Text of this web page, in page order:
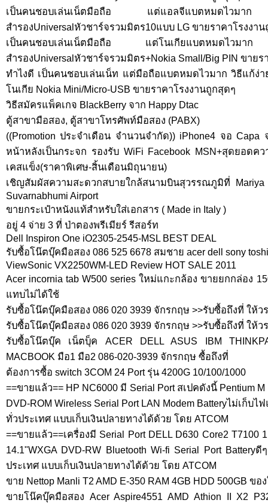
เป็นคนชอบเล่นเน็ตมือถือ แต่แอลจีแบตหมดไวมาก
สำรองUniversalหัวชาร์จรวมมิตร10แบบ LG ขายราคาโรงงา
เป็นคนชอบเล่นเน็ตมือถือ แต่โนเกียแบตหมดไวมา
สำรองUniversalหัวชาร์จรวมมิตร+Nokia Small/Big PIN ขาย
ทำไงดี เป็นคนชอบเล่นเน็ท แต่มือถือแบตหมดไวมาก วิธีแก้ง่
โนเกีย Nokia Mini/Micro-USB ขายราคาโรงงานถูกสุดๆ
วิธีสมัครแพ็คเกจ BlackBerry จาก Happy Dtac
ตู้สาขามือสอง, ตู้สาขาโทรศัพท์มือสอง (PABX)
((Promotion ประจำเดือน จำนวนจำกัด)) iPhone4 จอ
หน้าหลังเป็นกระจก รองรับ WiFi Facebook MSN+สุดยอด
เคสแข็ง(ราคาพิเศษ-สิ้นเดือนมิถุนายน)
เชิญสัมผัสความสะดวกสบายใกล้สนามบินสุวรรณภูมิที่
Suvarnabhumi Airport
ขายกระเป๋าหนังแท้สำหรับใส่เอกสาร ( Made in Italy )
อยู่ 4 จ่าย 3 ที่ ป่าตองพรีเมียร์ รีสอร์ท
Dell Inspiron One iO2305-2545-MSL BEST DEAL
รับซื้อโน๊ตบุ๊คมือสอง 086 525 6678 สมชาย acer dell sony
ViewSonic VX2250WM-LED Review HOT SALE 2011
Acer incornia tab W500 series ใหม่แกะกล้อง ขายยกกล่อง
แทบไม่ได้ใช้
รับซื้อโน๊ตบุ๊คมือสอง 086 020 3939 จักรกฤษ >>รับซื้อถึงที่ ให้ว
รับซื้อโน๊ตบุ๊คมือสอง 086 020 3939 จักรกฤษ >>รับซื้อถึงที่ ให้ว
รับซื้อโน๊ตบุ๊ค เน็ตบุ็ค ACER DELL ASUS IBM
MACBOOK มือ1 มือ2 086-020-3939 จักรกฤษ ซื้อถึงที่
ต้องการซื้อ switch 3COM 24 Port รุ่น 4200G 10/100/1000
==ขายแล้ว== HP NC6000 มี Serial Port สเปคดังนี้ Pentium
DVD-ROM Wireless Serial Port LAN Modem Batteryไม่เก็
ทั่วประเทศ แบบเก็บเงินปลายทางได้ด้วย โดย ATCOM
==ขายแล้ว==เครื่องมี Serial Port DELL D630 Core2 T7100
14.1"WXGA DVD-RW Bluetooth Wi-fi Serial Port
ประเทศ แบบเก็บเงินปลายทางได้ด้วย โดย ATCOM
ขาย Nettop Manli T2 AMD E-350 RAM 4GB HDD 500GB ขอ
ขายโน๊คบุ๊คมือสอง Acer Aspire4551 AMD Athion II X2